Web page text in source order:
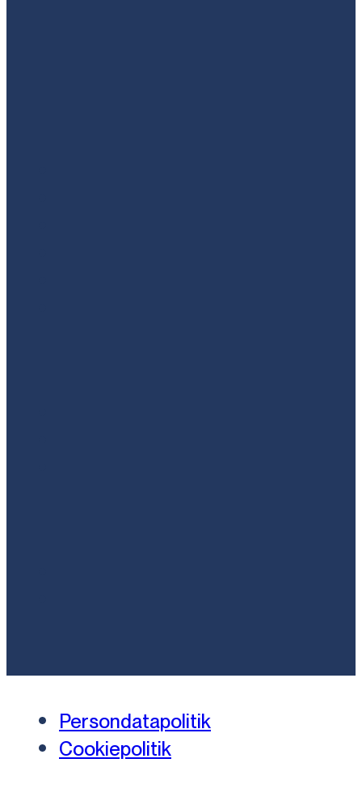
Persondatapolitik
Cookiepolitik